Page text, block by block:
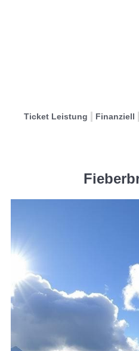
Ticket Leistung Finanziell